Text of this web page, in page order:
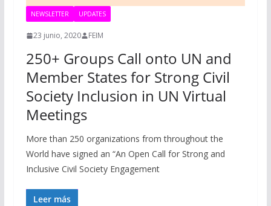
NEWSLETTER UPDATES
23 junio, 2020 FEIM
250+ Groups Call onto UN and
Member States for Strong Civil
Society Inclusion in UN Virtual
Meetings
More than 250 organizations from throughout the
World have signed an “An Open Call for Strong and
Inclusive Civil Society Engagement
Leer más